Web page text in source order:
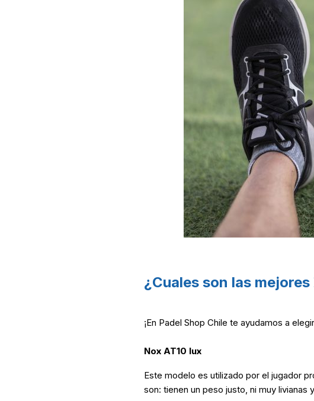
¿Cuales son las
¡En Padel Shop Chile te ayudamos a
Nox AT10 lux
Este modelo es utilizado por el jugador
son: tienen un peso justo, ni muy livianas